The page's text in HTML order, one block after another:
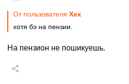
От пользователя Хех
хотя бэ на пензии.
На пензион не пошикуешь.